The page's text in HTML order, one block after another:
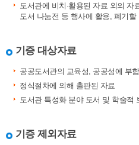
도서관에 비치·활용된 자료 외의
도서 나눔전 등 행사에 활용, 폐기할
기증 대상자료
공공도서관의 교육성, 공공성에 부
정식절차에 의해 출판된 자료
도서관 특성화 분야 도서 및 학술적
기증 제외자료